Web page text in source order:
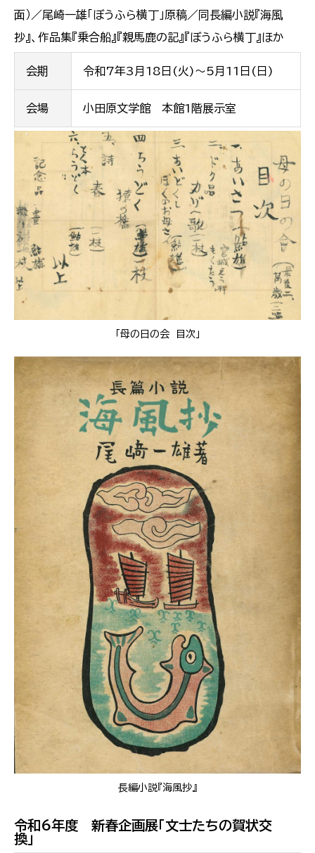
面）／尾崎一雄「ぼうふら横丁」原稿／同長編小説『海風
抄』、作品集『乗合船』『親馬鹿の記』『ぼうふら横丁』ほか
会期 令和7年3月18日(火)～5月11日(日)
会場 小田原文学館 本館1階展示室
「母の日の会 目次」
長編小説『海風抄』
令和6年度 新春企画展「文士たちの賀状交
換」